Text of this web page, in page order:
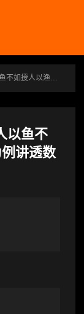
例讲透数据分析思路及方法
以鱼不
讲透数